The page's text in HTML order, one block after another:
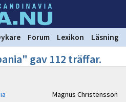
Forum Lexikon Läsning
gav 112 träffar.
Magnus Christensson